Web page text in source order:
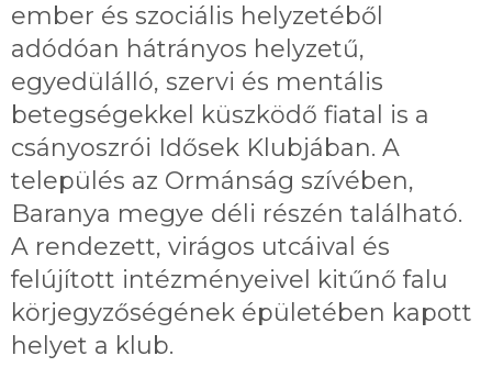
ember és szociális helyzetéből
adódóan hátrányos helyzetű,
egyedülálló, szervi és mentális
betegségekkel küszködő fiatal is a
csányoszrói Idősek Klubjában. A
település az Ormánság szívében,
Baranya megye déli részén található.
A rendezett, virágos utcáival és
felújított intézményeivel kitűnő falu
körjegyzőségének épületében kapott
helyet a klub.